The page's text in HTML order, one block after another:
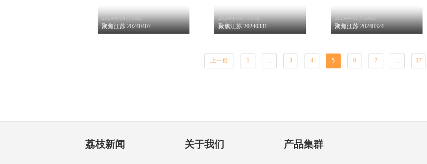
2024年04月08日
聚焦江苏 20240407
2024年04月01日
聚焦江苏 20240331
2024年03月24日
聚焦江苏 20240324
上一页 1 … 3 4 5 6 7 … 17
荔枝新闻 关于我们 产品集群